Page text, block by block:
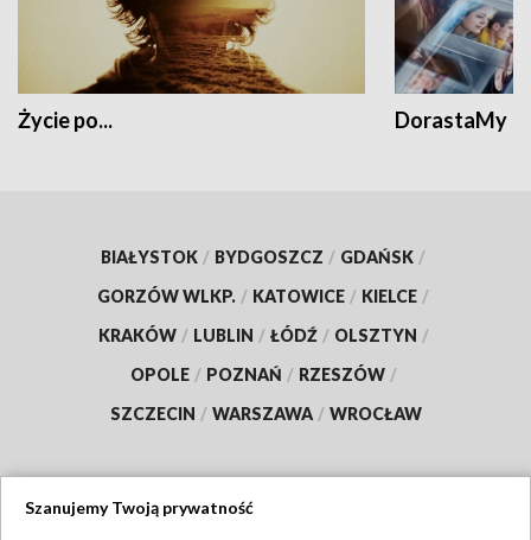
Życie po... DorastaMy
BIAŁYSTOK / BYDGOSZCZ / GDAŃSK /
GORZÓW WLKP. / KATOWICE / KIELCE /
KRAKÓW / LUBLIN / ŁÓDŹ / OLSZTYN /
OPOLE / POZNAŃ / RZESZÓW /
SZCZECIN / WARSZAWA / WROCŁAW
Szanujemy Twoją prywatność